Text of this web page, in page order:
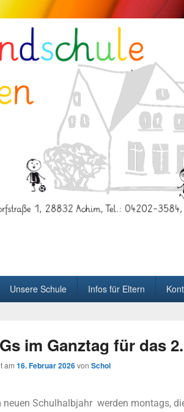
Unsere Schule Infos für Eltern
im Ganztag für das
am 16. Februar 2026von Schol
neuen Schulhalbjahr werden montags,